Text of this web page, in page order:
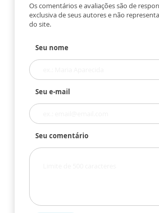
Os comentários e avaliações são de
exclusiva de seus autores e não
do site.
Seu nome
Seu e-mail
Seu comentário